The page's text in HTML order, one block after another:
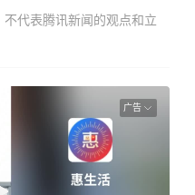
代表腾讯新闻的观点和立
广告